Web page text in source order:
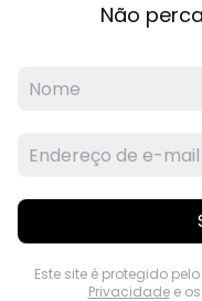
Não
Este site é protegido
Privacidadee os